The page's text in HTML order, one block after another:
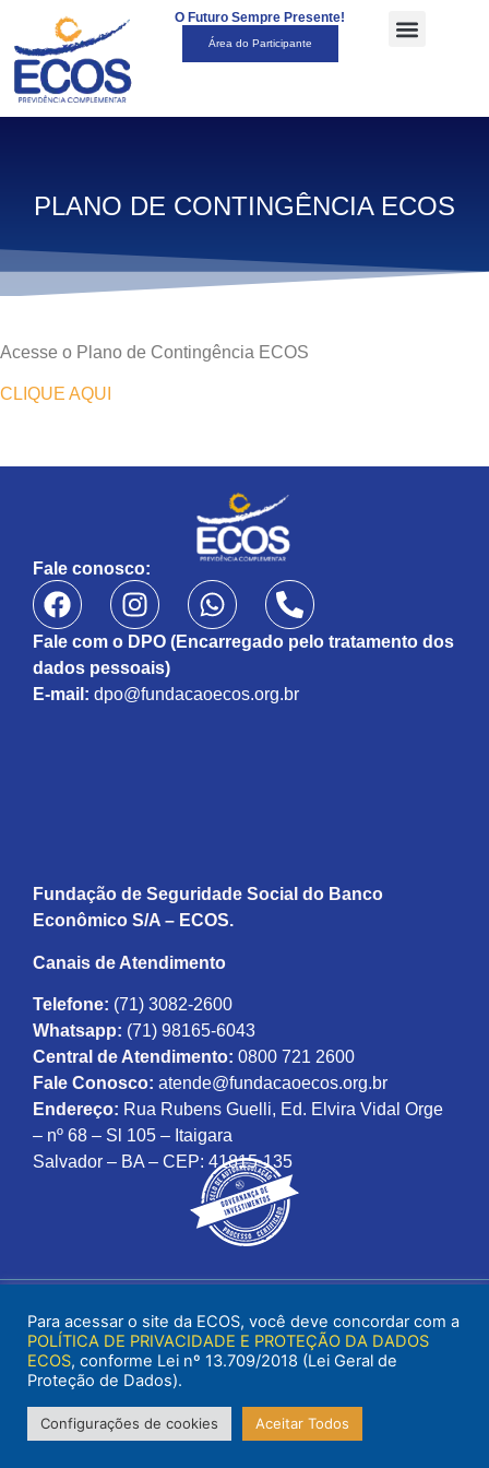
O Futuro Sempre Presente!
Área do Participante
PLANO DE CONTINGÊNCIA ECOS
Acesse o Plano de Contingência ECOS
CLIQUE AQUI
Fale conosco:
Fale com o DPO (Encarregado pelo tratamento dos
dados pessoais)
E-mail: dpo@fundacaoecos.org.br
Fundação de Seguridade Social do Banco
Econômico S/A – ECOS.
Canais de Atendimento
Telefone: (71) 3082-2600
Whatsapp: (71) 98165-6043
Central de Atendimento: 0800 721 2600
Fale Conosco: atende@fundacaoecos.org.br
Endereço: Rua Rubens Guelli, Ed. Elvira Vidal Orge
– nº 68 – Sl 105 – Itaigara
Salvador – BA – CEP: 41815-135
Para acessar o site da ECOS, você deve concordar com a
POLÍTICA DE PRIVACIDADE E PROTEÇÃO DA DADOS
ECOS, conforme Lei nº 13.709/2018 (Lei Geral de
Proteção de Dados).
Configurações de cookies Aceitar Todos